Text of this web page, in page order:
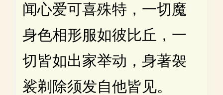
闻心爱可喜殊特，一切魔
身色相形服如彼比丘，一
切皆如出家举动，身著袈
裟剃除须发自他皆见。